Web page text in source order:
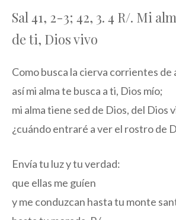
Sal 41, 2-3; 42, 3. 4 R/. Mi
de ti, Dios vivo
Como busca la cierva corrientes de
así mi alma te busca a ti, Dios mío;
mi alma tiene sed de Dios, del Dios
¿cuándo entraré a ver el rostro de
Envía tu luz y tu verdad:
que ellas me guíen
y me conduzcan hasta tu monte